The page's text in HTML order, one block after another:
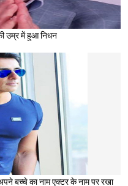
उम्र में हुआ निधन
है ? महिला ने अपने बच्चे का नाम एक्टर के नाम पर रखा